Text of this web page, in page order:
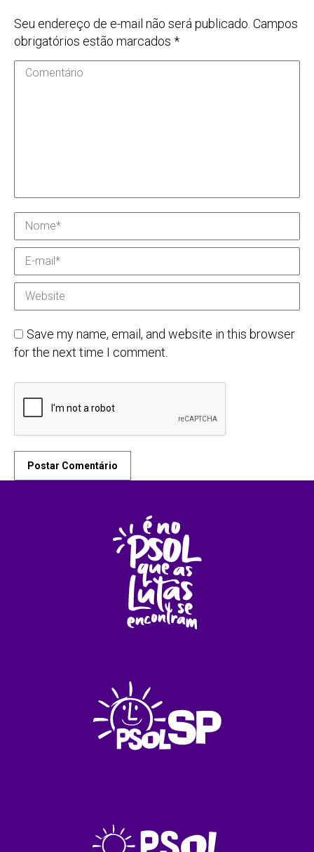
Seu endereço de e-mail não será publicado. Campos
obrigatórios estão marcados *
Comentário
Nome *
E-mail *
Website
Save my name, email, and website in this browser
for the next time I comment.
Postar Comentário